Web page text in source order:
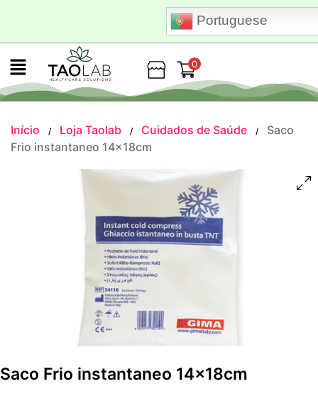
Portuguese
Loja
0
Início / Loja Taolab / Cuidados de Saúde /
Saco
Frio instantaneo 14x18cm
Saco Frio instantaneo 14x18cm